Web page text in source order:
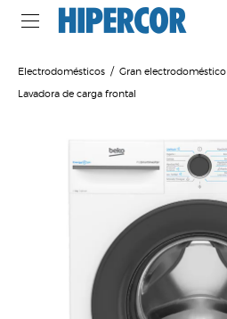
Electrodomésticos Gran electrodoméstico
Lavadora de carga frontal